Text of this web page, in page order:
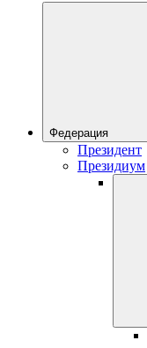
Федерация
Президент
Президиум